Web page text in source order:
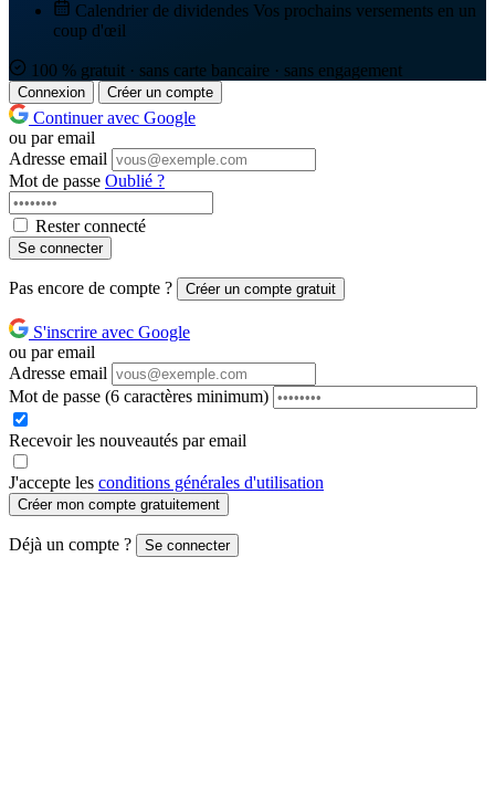
Calendrier de dividendes Vos prochains versements en un
coup d'œil
100 % gratuit · sans carte bancaire · sans engagement
Connexion Créer un compte
Continuer avec Google
ou par email
Adresse email
Mot de passe Oublié ?
Rester connecté
Se connecter
Pas encore de compte ? Créer un compte gratuit
S'inscrire avec Google
ou par email
Adresse email
Mot de passe (6 caractères minimum)
Recevoir les nouveautés par email
J'accepte les conditions générales d'utilisation
Créer mon compte gratuitement
Déjà un compte ? Se connecter